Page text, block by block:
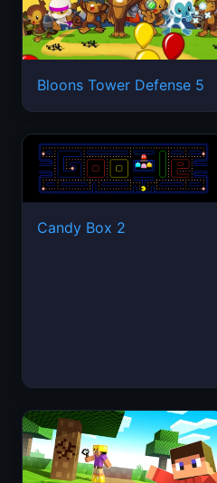
Bloons Tower Defense 5
Candy Box 2